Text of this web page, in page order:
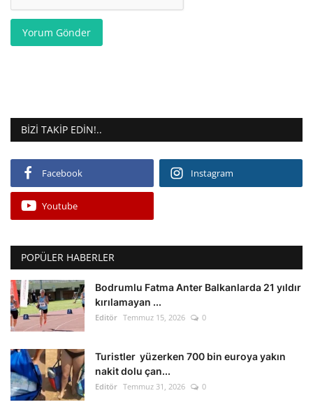
Yorum Gönder
BIZI TAKIP EDIN!..
Facebook Instagram
Youtube
POPÜLER HABERLER
Bodrumlu Fatma Anter Balkanlarda 21 yıldır
kırılamayan ...
Editör Temmuz 15, 2026 0
Turistler yüzerken 700 bin euroya yakın
nakit dolu çan...
Editör Temmuz 31, 2026 0